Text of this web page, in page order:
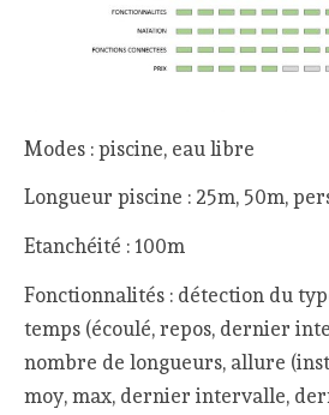
Modes : piscine, eau libre
Longueur piscine : 25m, 50m,
Etanchéité : 100m
Fonctionnalités : détection du
temps (écoulé, repos, dernier
nombre de longueurs, allure
moy, max, dernier intervalle,